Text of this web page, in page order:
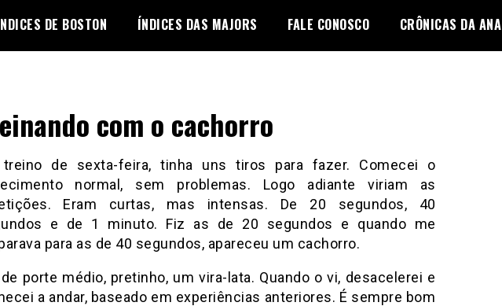
DE BOSTON ÍNDICES DAS MAJORS FALE CONOSCO CRÔNICAS DA ANA
com o cachorro
treino de sexta-feira, tinha uns tiros para fazer. Comecei o
normal, sem problemas. Logo adiante viriam as
Eram curtas, mas intensas. De 20 segundos, 40
e de 1 minuto. Fiz as de 20 segundos e quando me
para as de 40 segundos, apareceu um cachorro.
de porte médio, pretinho, um vira-lata. Quando o vi, desacelerei e
a andar, baseado em experiências anteriores. É sempre bom